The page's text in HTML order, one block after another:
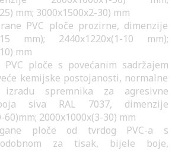
mm; 3000x1500x2-30) mm
PVC ploče prozirne, dimenzije
15 mm); 2440x1220x(1-10 mm);
mm
ploče s povećanim sadržajem
kemijske postojanosti, normalne
spremnika za agresivne
siva RAL 7037, dimenzije
60)mm; 2000x1000x(3-30) mm
ploče od tvrdog PVC-a s
za tisak, bijele boje,